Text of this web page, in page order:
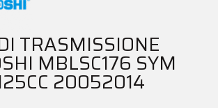
TRASMISSIONE
MBLSC176 SYM
20052014